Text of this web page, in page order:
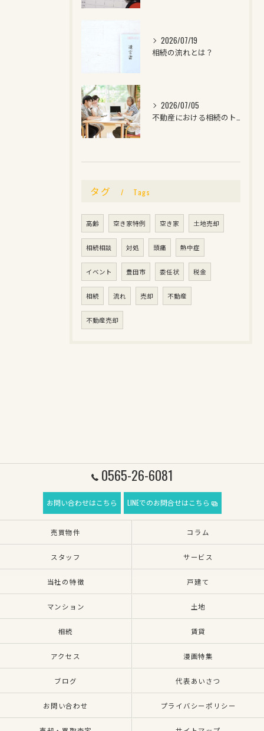
2026/07/19
相続の流れとは？
2026/07/05
不動産における相続のトラブルとは？
タグ Tags
高齢 空き家特例 空き家 土地売却
相続相談 対処 頭痛 熱中症
イベント 豊田市 委任状 税金
相続 流れ 売却 不動産
不動産売却
0565-26-6081
お問い合わせはこちら LINEでのお問合せはこちら
売買物件 コラム
スタッフ サービス
当社の特徴 戸建て
マンション 土地
相続 賃貸
アクセス 漫画特集
ブログ 代表あいさつ
お問い合わせ プライバシーポリシー